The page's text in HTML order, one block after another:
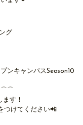
グ
ンキャンパスSeason10
す！
つけてください📲